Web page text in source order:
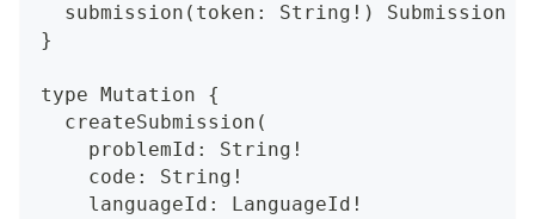
  submission(token: String!) Submission
}
type Mutation {
  createSubmission(
    problemId: String!
    code: String!
    languageId: LanguageId!